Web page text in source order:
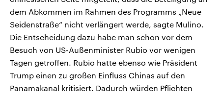
dem Abkommen im Rahmen des Programms „Neue
Seidenstraße“ nicht verlängert werde, sagte Mulino.
Die Entscheidung dazu habe man schon vor dem
Besuch von US-Außenminister Rubio vor wenigen
Tagen getroffen. Rubio hatte ebenso wie Präsident
Trump einen zu großen Einfluss Chinas auf den
Panamakanal kritisiert. Dadurch würden Pflichten